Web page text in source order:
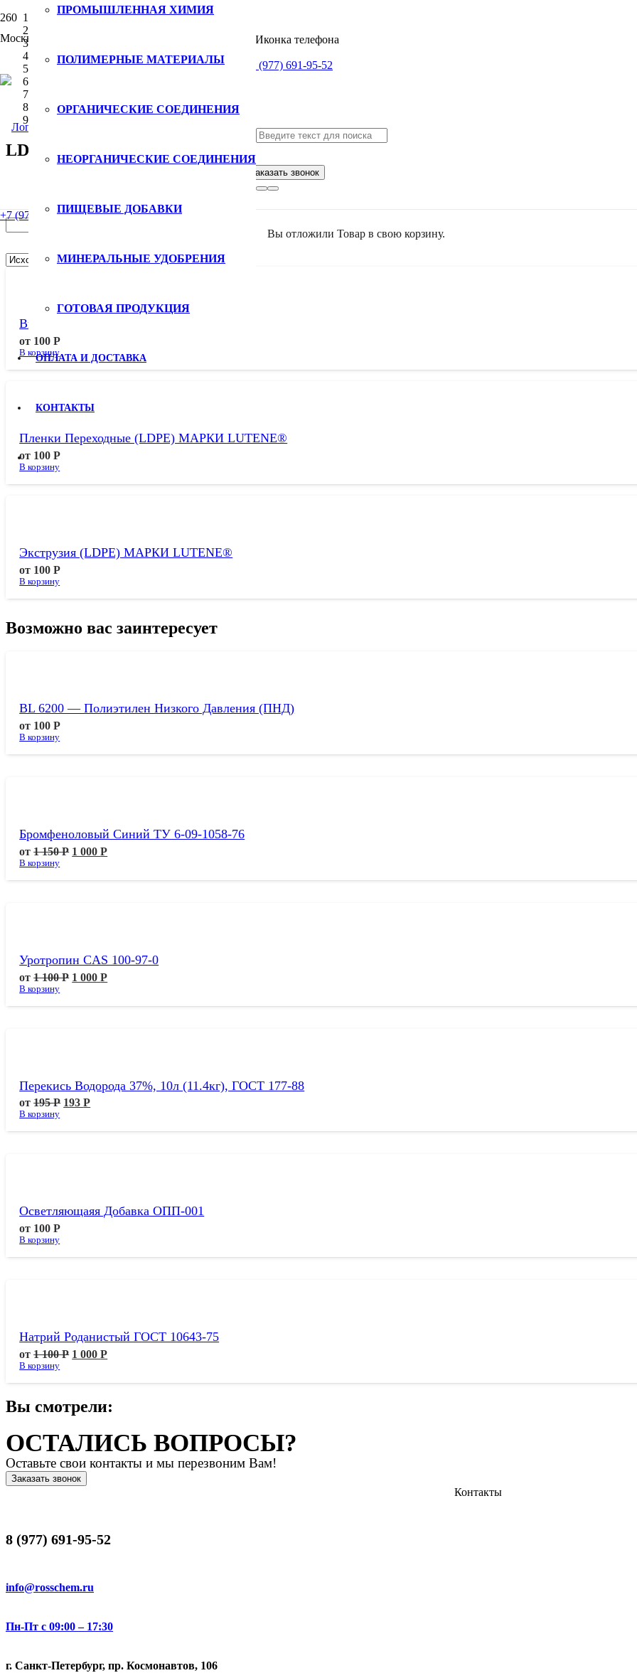
Москва
г. Санкт-Петербург, +7 (977) 691-95-52
Заказать звонок
ПРОМЫШЛЕННАЯ ХИМИЯ
ПОЛИМЕРНЫЕ МАТЕРИАЛЫ
ОРГАНИЧЕСКИЕ СОЕДИНЕНИЯ
НЕОРГАНИЧЕСКИЕ СОЕДИНЕНИЯ
ПИЩЕВЫЕ ДОБАВКИ
МИНЕРАЛЬНЫЕ УДОБРЕНИЯ
ГОТОВАЯ ПРОДУКЦИЯ
ОПЛАТА И ДОСТАВКА
КОНТАКТЫ
Вы отложили Товар в свою корзину.
+7 (977) 691-95-56
Главная
Полиэтилен
LDPE LUTENE
Выдув, Литье LDPE LUTENE
от 100Р
В корзину
Пленки Переходные (LDPE) МАРКИ LUTENE®
от 100Р
В корзину
Экструзия (LDPE) МАРКИ LUTENE®
от 100Р
В корзину
Возможно вас заинтересует
BL 6200 — Полиэтилен Низкого Давления (ПНД)
от 100Р
В корзину
Бромфеноловый Синий ТУ 6-09-1058-76
от1 150Р 1 000Р
В корзину
Уротропин CAS 100-97-0
от1 100Р 1 000Р
В корзину
Перекись Водорода 37%, 10л (11.4кг), ГОСТ 177-88
от195Р 193Р
В корзину
Осветляющаяя Добавка ОПП-001
от 100Р
В корзину
Натрий Роданистый ГОСТ 10643-75
от1 100Р 1 000Р
В корзину
Вы смотрели:
ОСТАЛИСЬ ВОПРОСЫ?
Оставьте свои контакты и мы перезвоним Вам!
Заказать звонок
Контакты
8 (977) 691-95-52
info@rosschem.ru
Пн-Пт с 09:00 – 17:30
г. Санкт-Петербург, пр. Космонавтов, 106